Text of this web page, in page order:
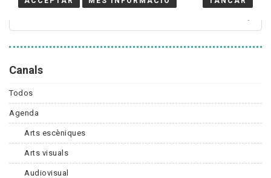
Canals
Todos
Agenda
Arts escèniques
Arts visuals
Audiovisual